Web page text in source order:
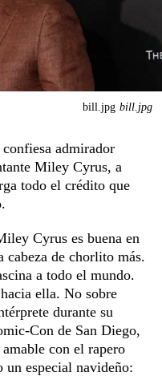
bill.jpg bill.jpg
admirador
Miley Cyrus, a
todo el crédito que
Cyrus es buena en
cabeza de chorlito más.
a todo el mundo.
ella. No sobre
durante su
Con de San Diego,
con el rapero
un especial navideño: